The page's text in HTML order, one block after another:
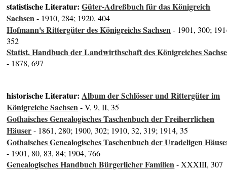
statistische Literatur:Güter-Adreßbuch für das Königreich
Sachsen- 1910, 284; 1920, 404
Hofmann's Rittergüter des Königreichs Sachsen- 1901, 300;
352
Statist. Handbuch der Landwirthschaft des Königreiches
- 1878, 697
historische Literatur:Album der Schlösser und Rittergüter im
Königreiche Sachsen- V, 9, II, 35
Gothaisches Genealogisches Taschenbuch der Freiherrlichen
Häuser- 1861, 280; 1900, 302; 1910, 32, 319; 1914, 35
Gothaisches Genealogisches Taschenbuch der Uradeligen
- 1901, 80, 83, 84; 1904, 766
Genealogisches Handbuch Bürgerlicher Familien- XXXIII, 307